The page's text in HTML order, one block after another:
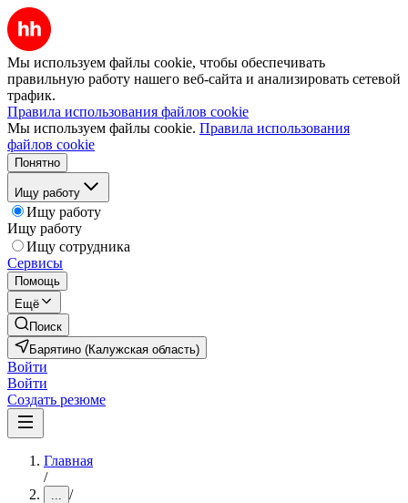
Мы используем файлы cookie, чтобы обеспечивать
правильную работу нашего веб-сайта и анализировать сетевой
трафик.
Правила использования файлов cookie
Мы используем файлы cookie. Правила использования
файлов cookie
Понятно
Ищу работу
Ищу работу
Ищу работу
Ищу сотрудника
Сервисы
Помощь
Ещё
Поиск
Барятино (Калужская область)
Войти
Войти
Создать резюме
Главная
/
... /